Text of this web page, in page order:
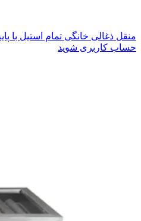
منقل ذغالی خانگی تمام استیل با
حساب کاربری شوید